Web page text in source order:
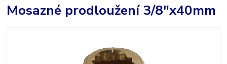
Mosazné prodloužení 3/8"x40mm